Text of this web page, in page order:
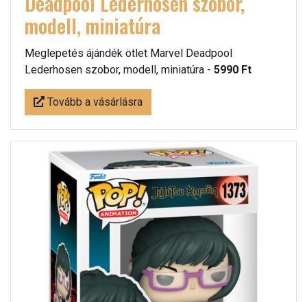
modell, miniatúra
Meglepetés ájándék ötlet Marvel Deadpool
Lederhosen szobor, modell, miniatúra - 5990 Ft
Tovább a vásárlásra